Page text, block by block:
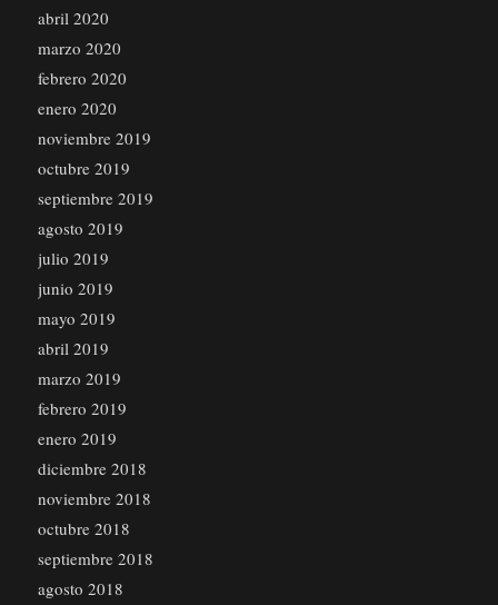
abril 2020
marzo 2020
febrero 2020
enero 2020
noviembre 2019
octubre 2019
septiembre 2019
agosto 2019
julio 2019
junio 2019
mayo 2019
abril 2019
marzo 2019
febrero 2019
enero 2019
diciembre 2018
noviembre 2018
octubre 2018
septiembre 2018
agosto 2018